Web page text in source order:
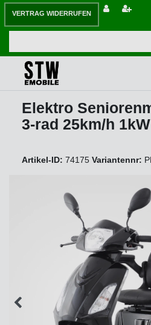
VERTRAG WIDERRUFEN
Elektro
3-rad 25km/h
Artikel-ID: 74175 Variantennr: